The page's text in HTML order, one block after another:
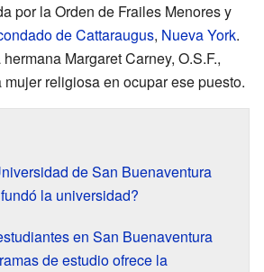
por la Orden de Frailes Menores y
de Cattaraugus, Nueva York.
Margaret Carney, O.S.F.,
religiosa en ocupar ese puesto.
de San Buenaventura
la universidad?
en San Buenaventura
de estudio ofrece la